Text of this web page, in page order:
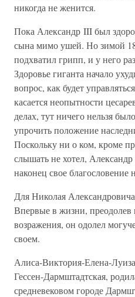
никогда не женится.
Пока Александр III был
сына мимо ушей. Но зимой
подхватил грипп, и у него
Здоровье гиганта начало
вопрос, как будет
касается неопытности
делах, тут ничего нельзя
упрочить положение
Поскольку ни о ком, кроме
слышать не хотел,
наконец свое благословение
Для Николая
Впервые в жизни, преодолев
возражения, он одолел
своем.
Алиса-Виктория-Елена-
Гессен-Дармштадтская,
средневековом городе